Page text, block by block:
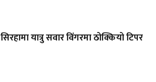
सिरहामा यात्रु सवार विंगरमा ठोक्कियो टिपर